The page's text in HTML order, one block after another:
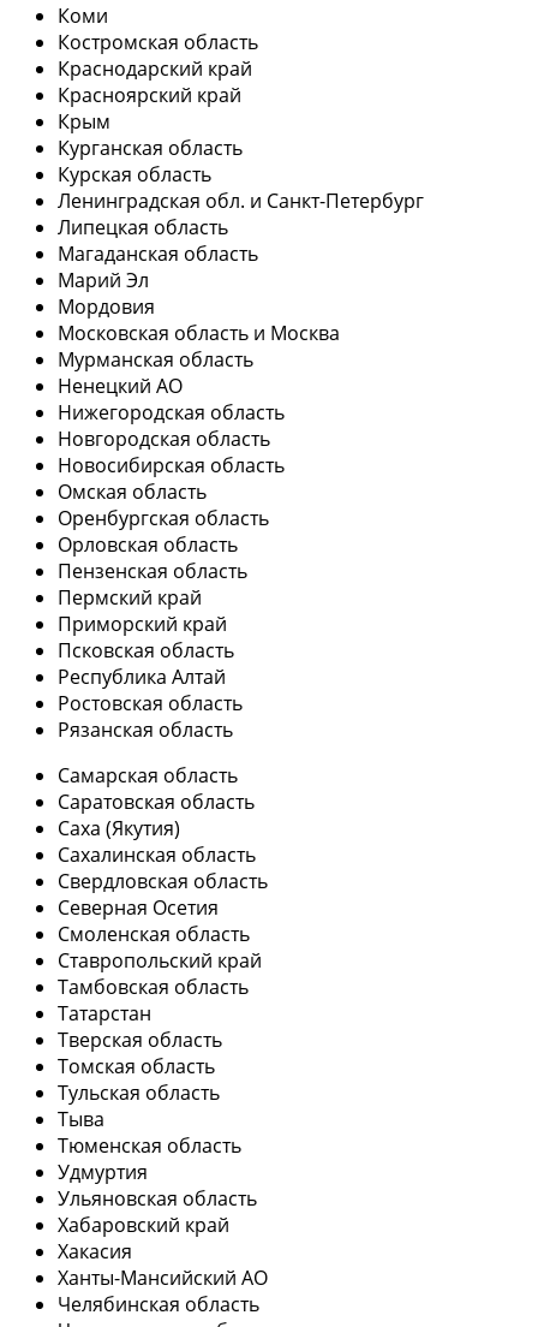
Коми
Костромская область
Краснодарский край
Красноярский край
Крым
Курганская область
Курская область
Ленинградская обл. и Санкт-Петербург
Липецкая область
Магаданская область
Марий Эл
Мордовия
Московская область и Москва
Мурманская область
Ненецкий АО
Нижегородская область
Новгородская область
Новосибирская область
Омская область
Оренбургская область
Орловская область
Пензенская область
Пермский край
Приморский край
Псковская область
Республика Алтай
Ростовская область
Рязанская область
Самарская область
Саратовская область
Саха (Якутия)
Сахалинская область
Свердловская область
Северная Осетия
Смоленская область
Ставропольский край
Тамбовская область
Татарстан
Тверская область
Томская область
Тульская область
Тыва
Тюменская область
Удмуртия
Ульяновская область
Хабаровский край
Хакасия
Ханты-Мансийский АО
Челябинская область